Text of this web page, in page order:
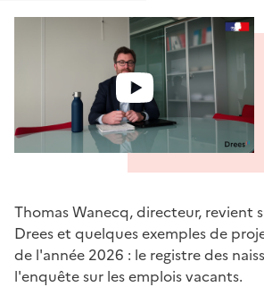
Thomas Wanecq, directeur, revient
Drees et quelques exemples de
de l'année 2026 : le registre des
l'enquête sur les emplois vacants.